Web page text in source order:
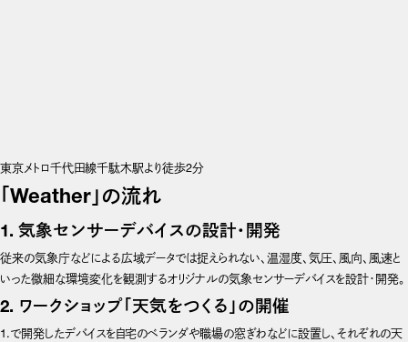
東京メトロ千代田線千駄木駅より徒歩2分
「Weather」の流れ
1. 気象センサーデバイスの設計・開発
従来の気象庁などによる広域データでは捉えられない、温湿度、気圧、風向、風速と
いった微細な環境変化を観測するオリジナルの気象センサーデバイスを設計・開発。
2. ワークショップ「天気をつくる」の開催
1.で開発したデバイスを自宅のベランダや職場の窓ぎわなどに設置し、それぞれの天